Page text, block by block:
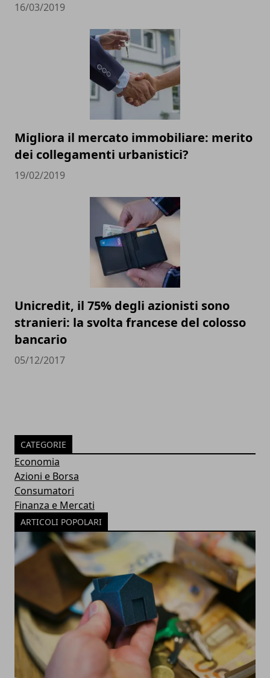
16/03/2019
Migliora il mercato immobiliare: merito
dei collegamenti urbanistici?
19/02/2019
Unicredit, il 75% degli azionisti sono
stranieri: la svolta francese del colosso
bancario
05/12/2017
CATEGORIE
Economia
Azioni e Borsa
Consumatori
Finanza e Mercati
ARTICOLI POPOLARI